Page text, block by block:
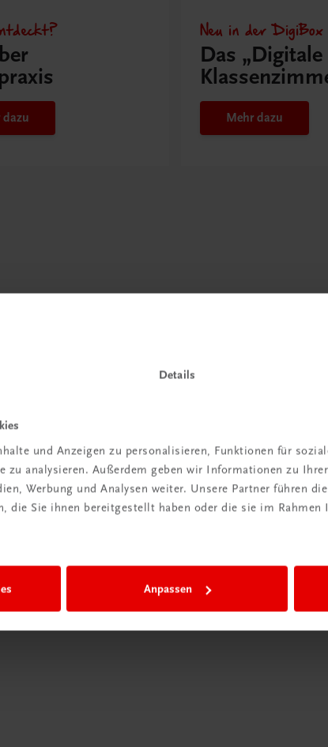
Details
und Anzeigen zu personalisieren, Funktionen für
zu analysieren. Außerdem geben wir Informationen zu
Werbung und Analysen weiter. Unsere Partner führen
die Sie ihnen bereitgestellt haben oder die sie im
Anpassen
dazu
Neu in der DigiBox
Das „Digitale
Mehr dazu
der
eine